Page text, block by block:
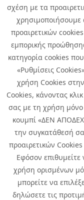
σχέση με τα
χρησιμοποιήσουμε
προαιρετικών
εμπορικής
κατηγορία cookies
«Ρυθμίσεις
χρήση Cookies στην
Cookies, κάνοντας κλικ
σας με τη χρήση μόνο
κουμπί «ΔΕΝ
την συγκατάθεσή
προαιρετικών
Εφόσον
χρήση ορισμένων
μπορείτε να
δηλώσετε τις